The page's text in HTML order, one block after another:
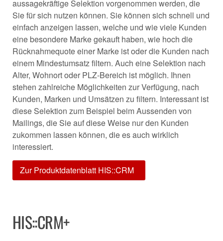
aussagekräftige Selektion vorgenommen werden, die
Sie für sich nutzen können. Sie können sich schnell und
einfach anzeigen lassen, welche und wie viele Kunden
eine besondere Marke gekauft haben, wie hoch die
Rücknahmequote einer Marke ist oder die Kunden nach
einem Mindestumsatz filtern. Auch eine Selektion nach
Alter, Wohnort oder PLZ-Bereich ist möglich. Ihnen
stehen zahlreiche Möglichkeiten zur Verfügung, nach
Kunden, Marken und Umsätzen zu filtern. Interessant ist
diese Selektion zum Beispiel beim Aussenden von
Mailings, die Sie auf diese Weise nur den Kunden
zukommen lassen können, die es auch wirklich
interessiert.
Zur Produktdatenblatt HIS::CRM
HIS::CRM+